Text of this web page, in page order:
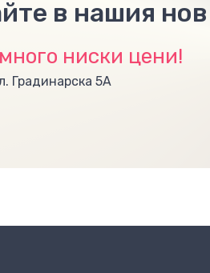
в нашия
ниски цени!
Градинарска 5А